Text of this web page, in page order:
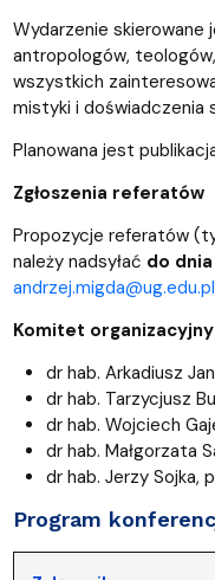
Wydarzenie skierowane
antropologów,
wszystkich
mistyki i doświadczenia
Planowana jest
Zgłoszenia referatów
Propozycje referatów
należy nadsyłać do
andrzej.migda@ug.edu.pl
Komitet organizacyjny
dr hab. Arkadiusz
dr hab. Tarzycjusz
dr hab. Wojciech
dr hab. Małgorzata
dr hab. Jerzy Sojka,
Program